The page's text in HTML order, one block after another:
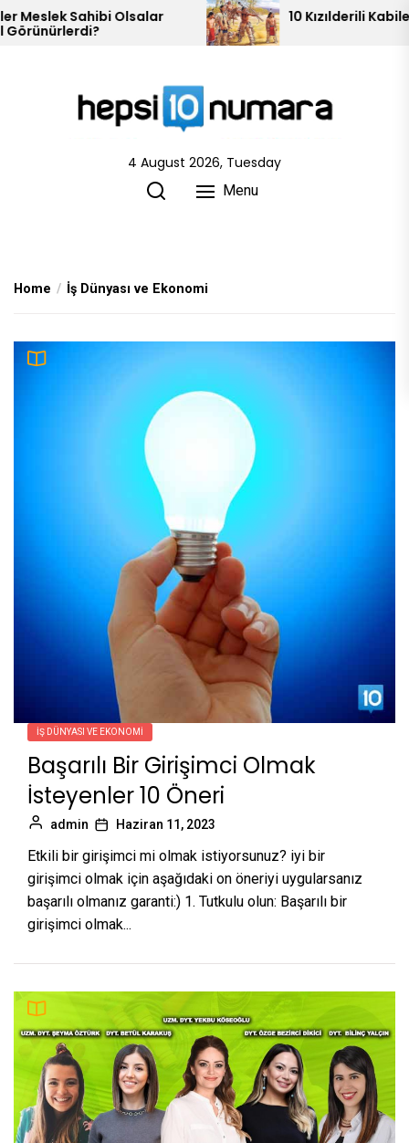
Skip
to
10 Kızılderili Kabilesi
4 August 2026, Tuesday
Menu
Home İş Dünyası ve Ekonomi
İŞ DÜNYASI VE EKONOMI
Başarılı Bir Girişimci Olmak
İsteyenler 10 Öneri
admin Haziran 11, 2023
Etkili bir girişimci mi olmak istiyorsunuz? iyi bir
girişimci olmak için aşağıdaki on öneriyi uygularsanız
başarılı olmanız garanti:) 1. Tutkulu olun: Başarılı bir
girişimci olmak...